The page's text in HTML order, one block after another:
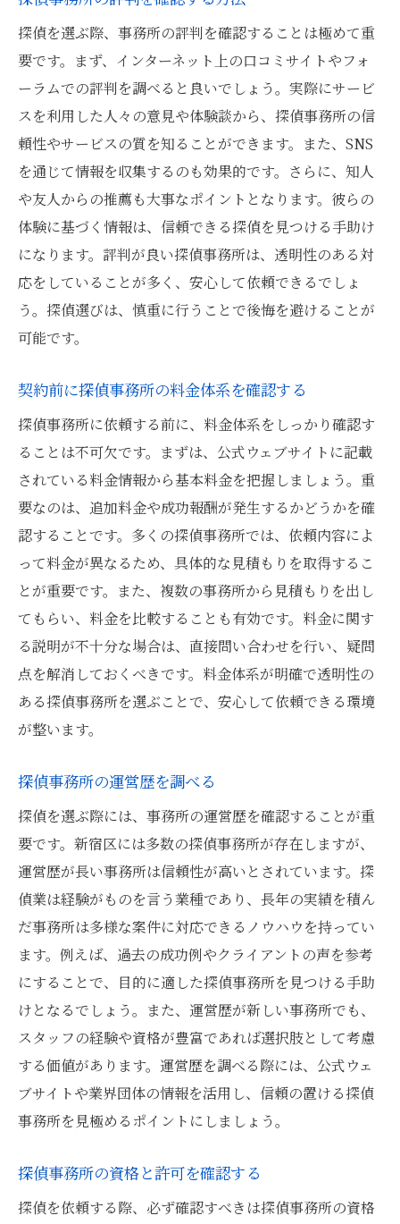
探偵を選ぶ際、事務所の評判を確認することは極めて重
要です。まず、インターネット上の口コミサイトやフォ
ーラムでの評判を調べると良いでしょう。実際にサービ
スを利用した人々の意見や体験談から、探偵事務所の信
頼性やサービスの質を知ることができます。また、SNS
を通じて情報を収集するのも効果的です。さらに、知人
や友人からの推薦も大事なポイントとなります。彼らの
体験に基づく情報は、信頼できる探偵を見つける手助け
になります。評判が良い探偵事務所は、透明性のある対
応をしていることが多く、安心して依頼できるでしょ
う。探偵選びは、慎重に行うことで後悔を避けることが
可能です。
契約前に探偵事務所の料金体系を確認する
探偵事務所に依頼する前に、料金体系をしっかり確認す
ることは不可欠です。まずは、公式ウェブサイトに記載
されている料金情報から基本料金を把握しましょう。重
要なのは、追加料金や成功報酬が発生するかどうかを確
認することです。多くの探偵事務所では、依頼内容によ
って料金が異なるため、具体的な見積もりを取得するこ
とが重要です。また、複数の事務所から見積もりを出し
てもらい、料金を比較することも有効です。料金に関す
る説明が不十分な場合は、直接問い合わせを行い、疑問
点を解消しておくべきです。料金体系が明確で透明性の
ある探偵事務所を選ぶことで、安心して依頼できる環境
が整います。
探偵事務所の運営歴を調べる
探偵を選ぶ際には、事務所の運営歴を確認することが重
要です。新宿区には多数の探偵事務所が存在しますが、
運営歴が長い事務所は信頼性が高いとされています。探
偵業は経験がものを言う業種であり、長年の実績を積ん
だ事務所は多様な案件に対応できるノウハウを持ってい
ます。例えば、過去の成功例やクライアントの声を参考
にすることで、目的に適した探偵事務所を見つける手助
けとなるでしょう。また、運営歴が新しい事務所でも、
スタッフの経験や資格が豊富であれば選択肢として考慮
する価値があります。運営歴を調べる際には、公式ウェ
ブサイトや業界団体の情報を活用し、信頼の置ける探偵
事務所を見極めるポイントにしましょう。
探偵事務所の資格と許可を確認する
探偵を依頼する際、必ず確認すべきは探偵事務所の資格